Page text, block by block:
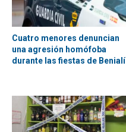
Cuatro menores denuncian
una agresión homófoba
durante las fiestas de Benialí